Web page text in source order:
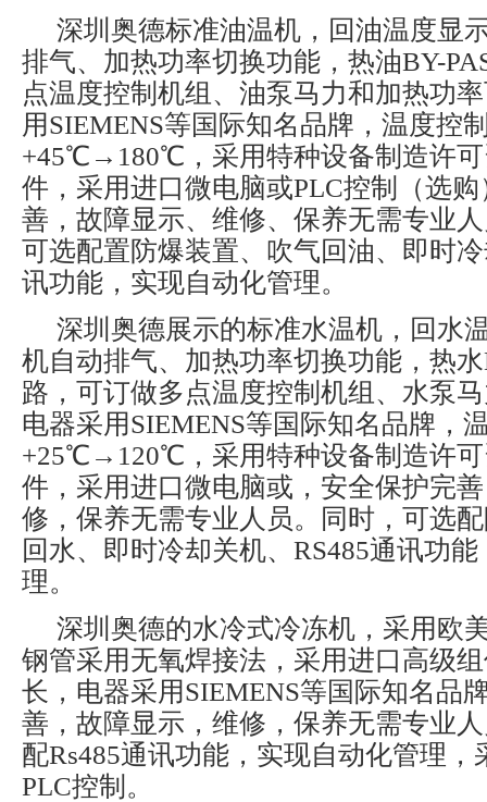
深圳奥德标准油温机，回油温度显
排气、加热功率切换功能，热油BY-
点温度控制机组、油泵马力和加热功
用SIEMENS等国际知名品牌，温度控
+45℃→180℃，采用特种设备制造许可
件，采用进口微电脑或PLC控制（选
善，故障显示、维修、保养无需专业
可选配置防爆装置、吹气回油、即时
讯功能，实现自动化管理。
深圳奥德展示的标准水温机，回水
机自动排气、加热功率切换功能，热水
路，可订做多点温度控制机组、水泵
电器采用SIEMENS等国际知名品牌，
+25℃→120℃，采用特种设备制造许可
件，采用进口微电脑或，安全保护完
修，保养无需专业人员。同时，可选
回水、即时冷却关机、RS485通讯功
理。
深圳奥德的水冷式冷冻机，采用欧
钢管采用无氧焊接法，采用进口高级
长，电器采用SIEMENS等国际知名品
善，故障显示，维修，保养无需专业
配Rs485通讯功能，实现自动化管理，
PLC控制。